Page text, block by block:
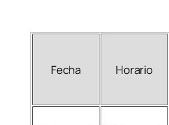
Fecha Horario